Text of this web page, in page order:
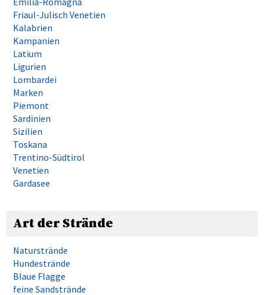
Friaul-Julisch Venetien
Kalabrien
Kampanien
Latium
Ligurien
Lombardei
Marken
Piemont
Sardinien
Sizilien
Toskana
Trentino-Südtirol
Venetien
Gardasee
Art der Strände
Naturstrände
Hundestrände
Blaue Flagge
feine Sandstrände